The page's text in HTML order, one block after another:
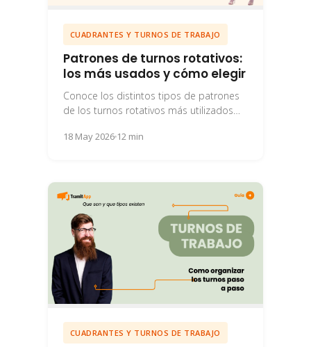
CUADRANTES Y TURNOS DE TRABAJO
Patrones de turnos rotativos:
los más usados y cómo elegir
Conoce los distintos tipos de patrones
de los turnos rotativos más utilizados
18 May 202612 min
CUADRANTES Y TURNOS DE TRABAJO